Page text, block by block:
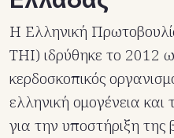
Η Ελληνική
ΤΗΙ) ιδρύθηκε το 2012
κερδοσκοπικός
ελληνική ομογένεια και
για την υποστήριξη της